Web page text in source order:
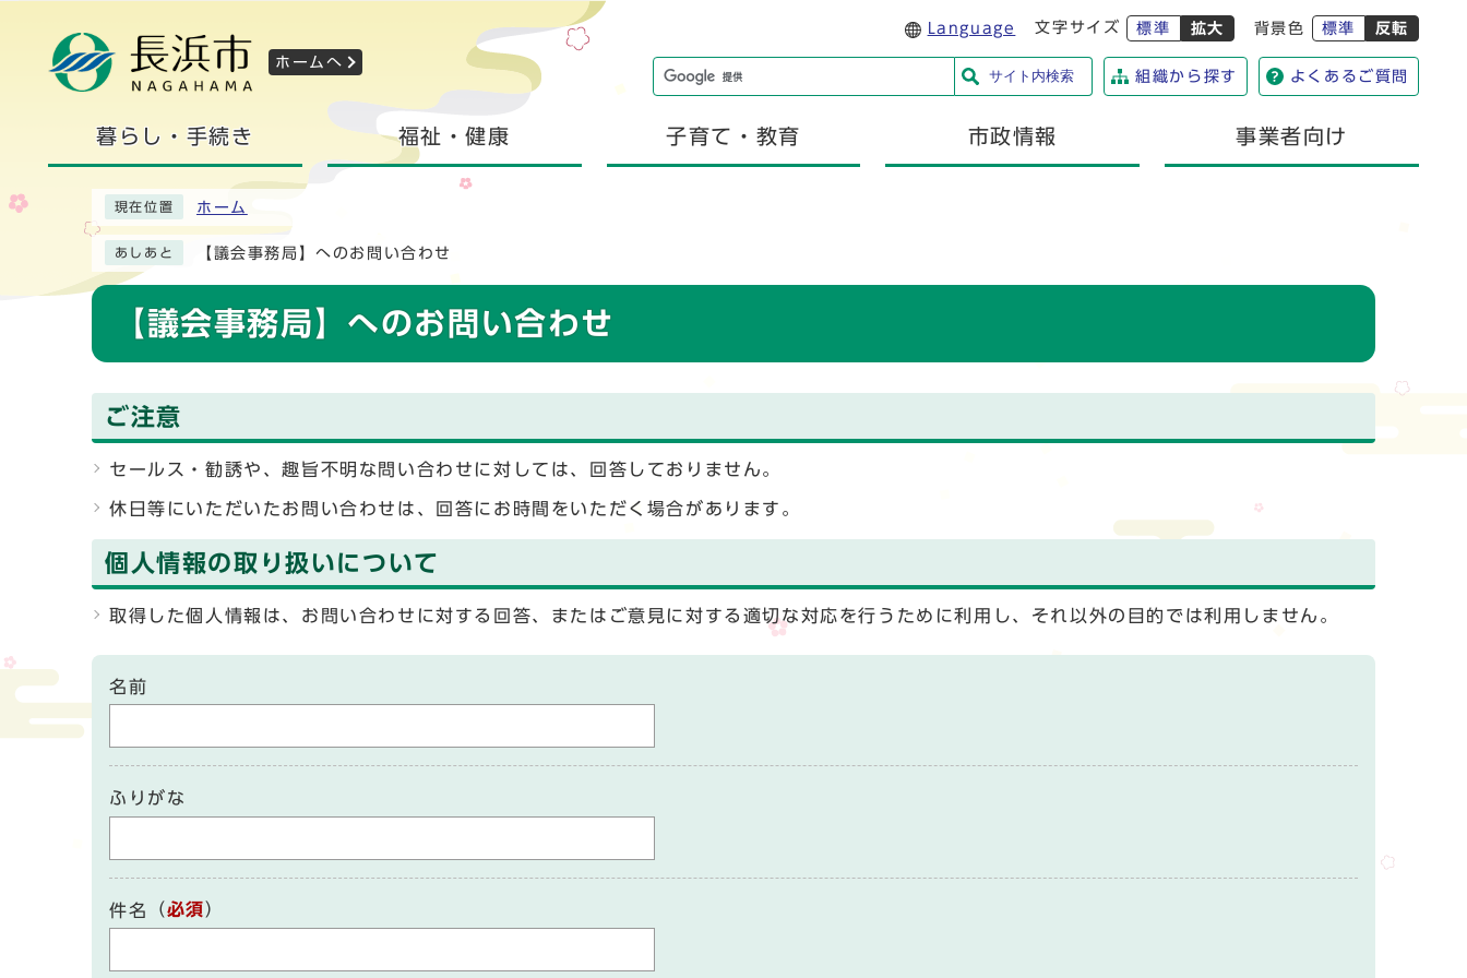
ホームへ
Language 文字サイズ 標準 拡大 背景色 標準 反転
サイト内検索 組織から探す よくあるご質問
暮らし・手続き 福祉・健康 子育て・教育 市政情報 事業者向け
現在位置 ホーム
あしあと 【議会事務局】へのお問い合わせ
【議会事務局】へのお問い合わせ
ご注意
セールス・勧誘や、趣旨不明な問い合わせに対しては、回答しておりません。
休日等にいただいたお問い合わせは、回答にお時間をいただく場合があります。
個人情報の取り扱いについて
取得した個人情報は、お問い合わせに対する回答、またはご意見に対する適切な対応を行うために利用し、それ以外の目的では利用しません。
名前
ふりがな
件名 （必須）